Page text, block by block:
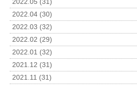
2022.05 (31)
2022.04 (30)
2022.03 (32)
2022.02 (29)
2022.01 (32)
2021.12 (31)
2021.11 (31)